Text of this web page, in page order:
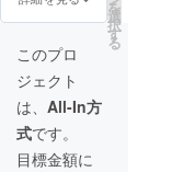
事のアイデ
アがふと沸
いてくるこ
ともありま
す。仕事の
ほとんどの
※価格は
税、送
料全て
込み価
格と
おりま
す。 ※
牛ロー
スト
ビー
フ 300
～400g
ｘ4パッ
ク ※通
を
選
択
す
る
このプロ
ジェクト
は、 All-In方
式です。
目標金額に